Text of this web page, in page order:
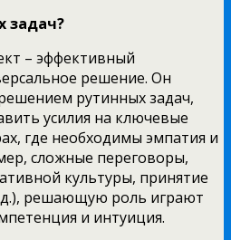
задач?
– эффективный
решение. Он
рутинных задач,
усилия на ключевые
где необходимы эмпатия и
сложные переговоры,
культуры, принятие
решающую роль играют
и интуиция.